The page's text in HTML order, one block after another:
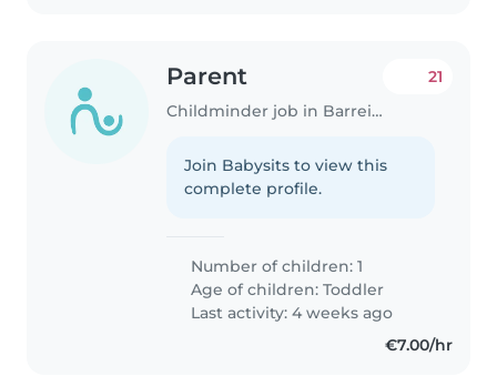
Parent
Childminder job in Barreiro
21
Join Babysits to view this
complete profile.
Number of children: 1
Age of children:Toddler
Last activity: 4 weeks ago
€7.00/hr